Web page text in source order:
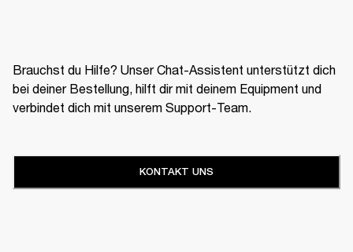
Brauchst du Hilfe? Unser Chat-Assistent unterstützt dich
bei deiner Bestellung, hilft dir mit deinem Equipment und
verbindet dich mit unserem Support-Team.
KONTAKT UNS